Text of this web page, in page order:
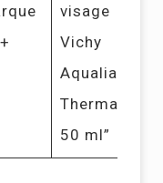
visage
Vichy
Aqualia
Thermal
50 ml”